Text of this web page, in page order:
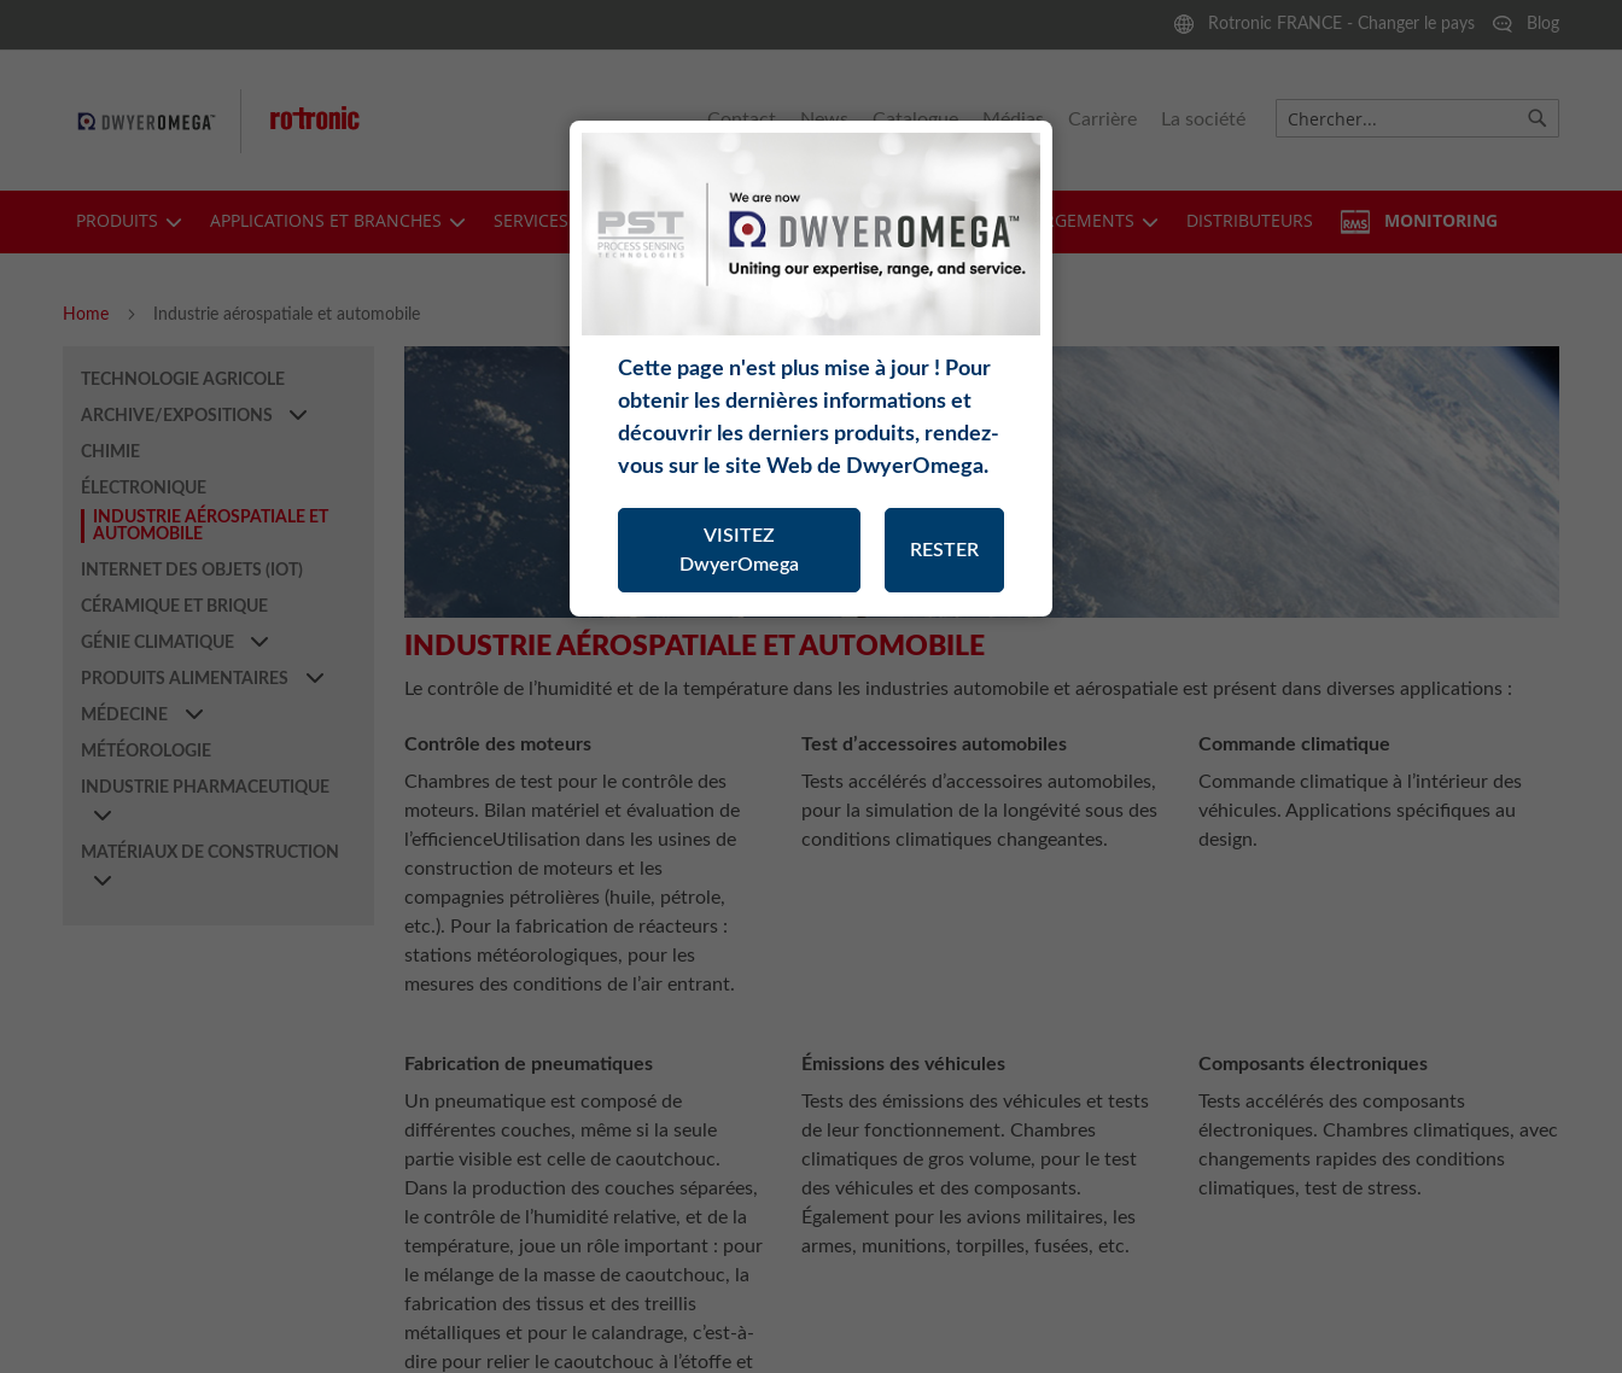
to
Rotronic FRANCE - Changer le pays Blog
Contact News Catalogue Médias Carrière La société
PRODUITS APPLICATIONS ET BRANCHES SERVICES & SUPPORT LOGICIELS THÉORIE TÉLÉCHARGEMENTS DISTRIBUTEURS MONITORING
Home Industrie aérospatiale et automobile
INDUSTRIE AÉROSPATIALE ET AUTOMOBILE
Le contrôle de l’humidité et de la température dans les industries automobile et aérospatiale est présent dans diverses applications :
Contrôle des moteurs
Chambres de test pour le contrôle des
moteurs. Bilan matériel et évaluation de
l’efficienceUtilisation dans les usines de
construction de moteurs et les
compagnies pétrolières (huile, pétrole,
etc.). Pour la fabrication de réacteurs :
stations météorologiques, pour les
mesures des conditions de l’air entrant.
Test d’accessoires automobiles
Tests accélérés d’accessoires automobiles,
pour la simulation de la longévité sous des
conditions climatiques changeantes.
Commande climatique
Commande climatique à l’intérieur des
véhicules. Applications spécifiques au
design.
Fabrication de pneumatiques
Un pneumatique est composé de
différentes couches, même si la seule
partie visible est celle de caoutchouc.
Dans la production des couches séparées,
le contrôle de l’humidité relative, et de la
température, joue un rôle important : pour
le mélange de la masse de caoutchouc, la
fabrication des tissus et des treillis
métalliques et pour le calandrage, c’est-à-
dire pour relier le caoutchouc à l’étoffe et
Émissions des véhicules
Tests des émissions des véhicules et tests
de leur fonctionnement. Chambres
climatiques de gros volume, pour le test
des véhicules et des composants.
Également pour les avions militaires, les
armes, munitions, torpilles, fusées, etc.
Composants électroniques
Tests accélérés des composants
électroniques. Chambres climatiques, avec
changements rapides des conditions
climatiques, test de stress.
TECHNOLOGIE AGRICOLE
ARCHIVE/EXPOSITIONS
CHIMIE
ÉLECTRONIQUE
INDUSTRIE AÉROSPATIALE ET
AUTOMOBILE
INTERNET DES OBJETS (IOT)
CÉRAMIQUE ET BRIQUE
GÉNIE CLIMATIQUE
PRODUITS ALIMENTAIRES
MÉDECINE
MÉTÉOROLOGIE
INDUSTRIE PHARMACEUTIQUE
MATÉRIAUX DE CONSTRUCTION
Cette page n'est plus mise à jour ! Pour
obtenir les dernières informations et
découvrir les derniers produits, rendez-
vous sur le site Web de DwyerOmega.
VISITEZ
DwyerOmega
RESTER